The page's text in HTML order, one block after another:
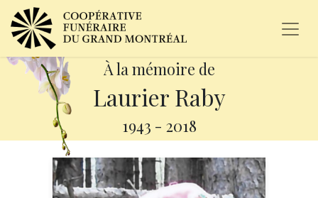
À la mémoire de
Laurier Raby
1943 - 2018